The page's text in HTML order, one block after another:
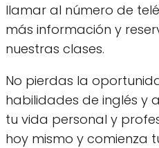
llamar al número de
más información y
nuestras clases.
No pierdas la
habilidades de inglés y
tu vida personal y
hoy mismo y comienza